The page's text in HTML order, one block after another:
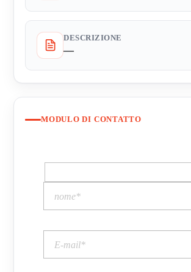
DESCRIZIONE
—
MODULO DI CONTATTO